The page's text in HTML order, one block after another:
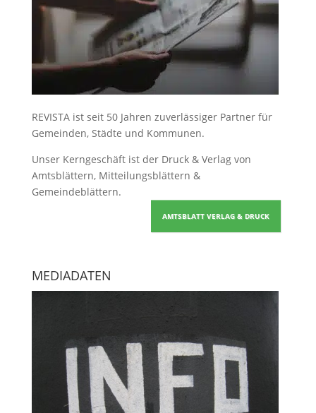
REVISTA ist seit 50 Jahren zuverlässiger Partner für
Gemeinden, Städte und Kommunen.
Unser Kerngeschäft ist der Druck & Verlag von
Amtsblättern, Mitteilungsblättern &
Gemeindeblättern.
AMTSBLATT VERLAG & DRUCK
MEDIADATEN